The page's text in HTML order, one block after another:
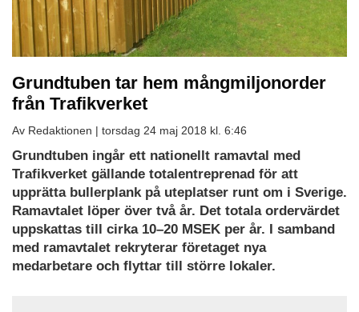
Grundtuben tar hem mångmiljonorder
från Trafikverket
Av Redaktionen | torsdag 24 maj 2018 kl. 6:46
Grundtuben ingår ett nationellt ramavtal med
Trafikverket gällande totalentreprenad för att
upprätta bullerplank på uteplatser runt om i Sverige.
Ramavtalet löper över två år. Det totala ordervärdet
uppskattas till cirka 10–20 MSEK per år. I samband
med ramavtalet rekryterar företaget nya
medarbetare och flyttar till större lokaler.